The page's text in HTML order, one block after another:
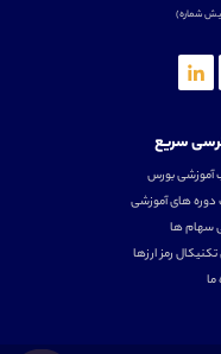
شماره)
سریع
آموزشی بورس
های آموزشی
سهام ها
رمز ارزها
ما